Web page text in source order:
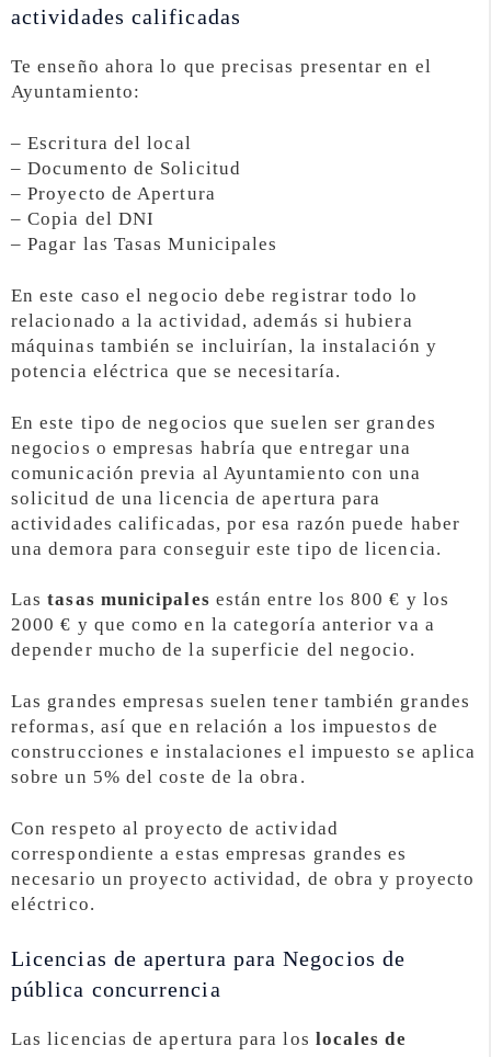
actividades calificadas
Te enseño ahora lo que precisas presentar en el
Ayuntamiento:
– Escritura del local
– Documento de Solicitud
– Proyecto de Apertura
– Copia del DNI
– Pagar las Tasas Municipales
En este caso el negocio debe registrar todo lo
relacionado a la actividad, además si hubiera
máquinas también se incluirían, la instalación y
potencia eléctrica que se necesitaría.
En este tipo de negocios que suelen ser grandes
negocios o empresas habría que entregar una
comunicación previa al Ayuntamiento con una
solicitud de una licencia de apertura para
actividades calificadas, por esa razón puede haber
una demora para conseguir este tipo de licencia.
Lastasas municipales están entre los 800 € y los
2000 € y que como en la categoría anterior va a
depender mucho de la superficie del negocio.
Las grandes empresas suelen tener también grandes
reformas, así que en relación a los impuestos de
construcciones e instalaciones el impuesto se aplica
sobre un 5% del coste de la obra.
Con respeto al proyecto de actividad
correspondiente a estas empresas grandes es
necesario un proyecto actividad, de obra y proyecto
eléctrico.
Licencias de apertura para Negocios de
pública concurrencia
Las licencias de apertura para los locales de